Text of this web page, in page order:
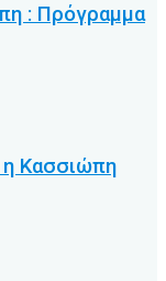
: Πρόγραμμα
η Κασσιώπη